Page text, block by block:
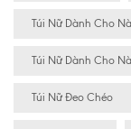
Túi Nữ Dành Cho
Túi Nữ Dành Cho
Túi Nữ Đeo Chéo